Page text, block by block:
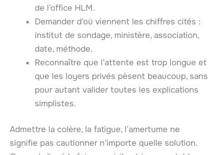
de l’office HLM.
Demander d’où viennent les chiffres cités :
institut de sondage, ministère, association,
date, méthode.
Reconnaître que l’attente est trop longue et
que les loyers privés pèsent beaucoup, sans
pour autant valider toutes les explications
simplistes.
Admettre la colère, la fatigue, l’amertume ne
signifie pas cautionner n’importe quelle solution.